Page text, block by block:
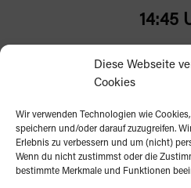
Diese Webseite
Cookies
Wir verwenden Technologien wie
speichern und/oder darauf zuzugreifen.
Erlebnis zu verbessern und um (nicht)
Wenn du nicht zustimmst oder die
bestimmte Merkmale und Funktionen
14:45
15:10